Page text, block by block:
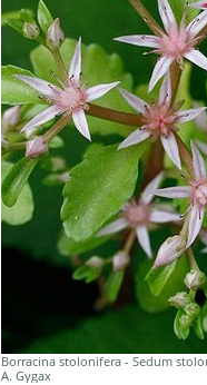
Borracina stolonifera - Sedum
A. Gygax